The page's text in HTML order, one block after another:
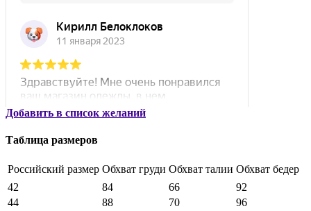
Добавить в список желаний
Таблица размеров
Российский размер Обхват груди Обхват талии Обхват бедер
42
84 66
92
44
88 70
96